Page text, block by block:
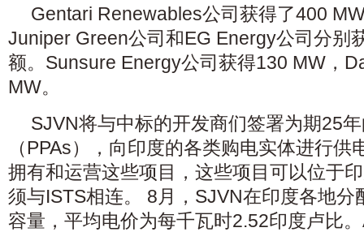
Gentari Renewables公司获得了400
Juniper Green公司和EG Energy公司分别
额。Sunsure Energy公司获得130 MW，
MW。
SJVN将与中标的开发商们签署为期25
（PPAs），向印度的各类购电实体进行
拥有和运营这些项目，这些项目可以位于
须与ISTS相连。 8月，SJVN在印度各地分
容量，平均电价为每千瓦时2.52印度卢比